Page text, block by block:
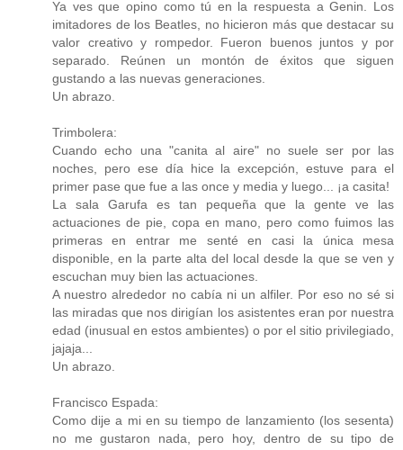
Ya ves que opino como tú en la respuesta a Genin. Los
imitadores de los Beatles, no hicieron más que destacar su
valor creativo y rompedor. Fueron buenos juntos y por
separado. Reúnen un montón de éxitos que siguen
gustando a las nuevas generaciones.
Un abrazo.
Trimbolera:
Cuando echo una "canita al aire" no suele ser por las
noches, pero ese día hice la excepción, estuve para el
primer pase que fue a las once y media y luego... ¡a casita!
La sala Garufa es tan pequeña que la gente ve las
actuaciones de pie, copa en mano, pero como fuimos las
primeras en entrar me senté en casi la única mesa
disponible, en la parte alta del local desde la que se ven y
escuchan muy bien las actuaciones.
A nuestro alrededor no cabía ni un alfiler. Por eso no sé si
las miradas que nos dirigían los asistentes eran por nuestra
edad (inusual en estos ambientes) o por el sitio privilegiado,
jajaja...
Un abrazo.
Francisco Espada:
Como dije a mi en su tiempo de lanzamiento (los sesenta)
no me gustaron nada, pero hoy, dentro de su tipo de